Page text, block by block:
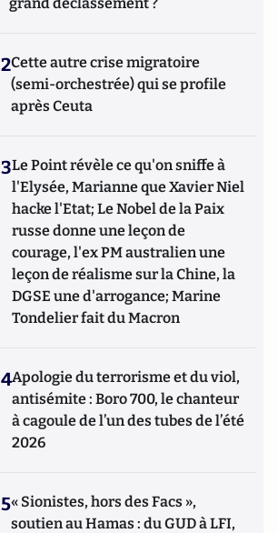
2Cette autre crise migratoire
(semi-orchestrée) qui se profile
après Ceuta
3Le Point révèle ce qu'on sniffe à
l'Elysée, Marianne que Xavier Niel
hacke l'Etat; Le Nobel de la Paix
russe donne une leçon de
courage, l'ex PM australien une
leçon de réalisme sur la Chine, la
DGSE une d'arrogance; Marine
Tondelier fait du Macron
4Apologie du terrorisme et du viol,
antisémite : Boro 700, le chanteur
à cagoule de l’un des tubes de l’été
2026
5« Sionistes, hors des Facs »,
soutien au Hamas : du GUD à LFI,